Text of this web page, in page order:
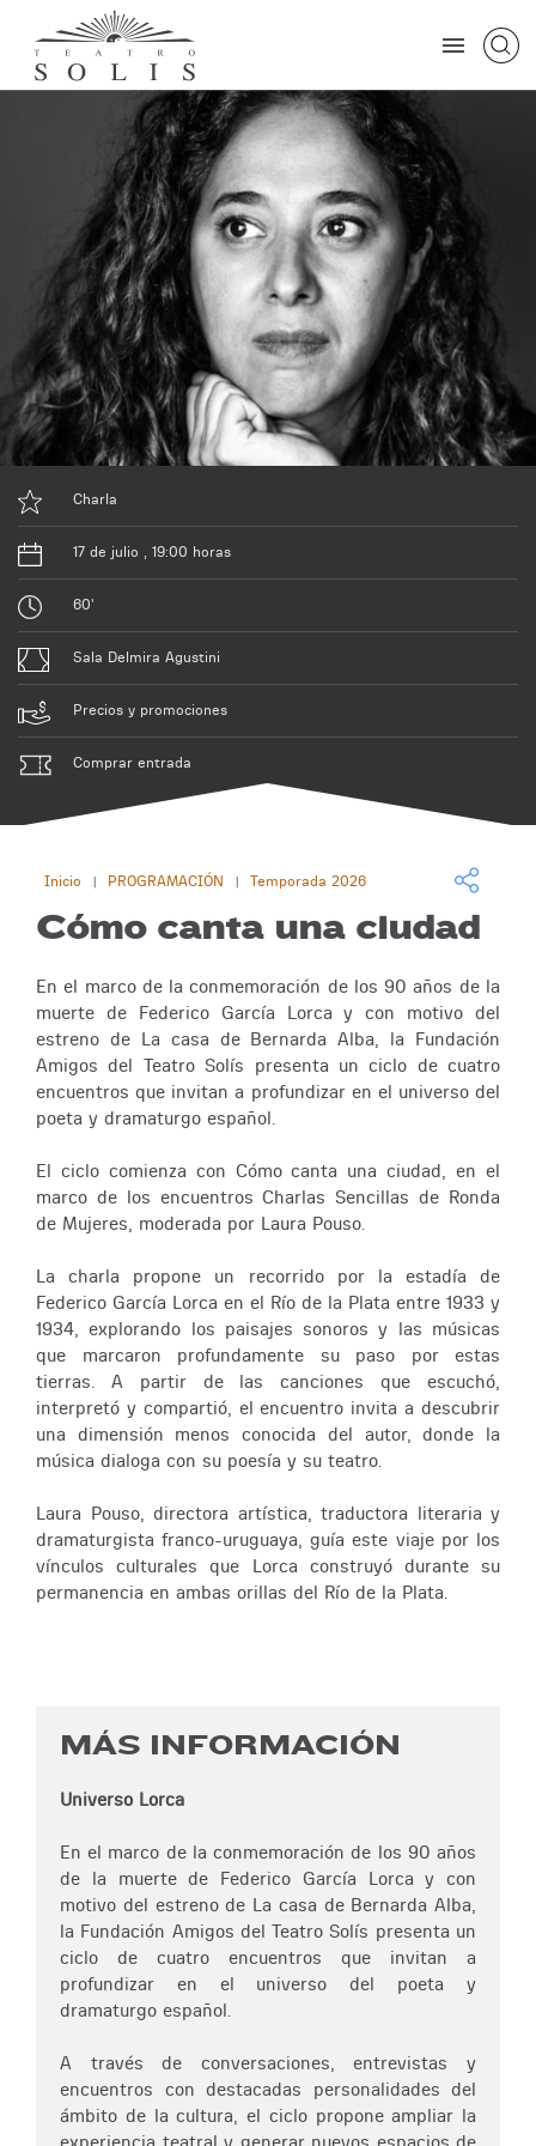
Charla
17 de julio , 19:00 horas
60'
Sala Delmira Agustini
Precios y promociones
Comprar entrada
Inicio PROGRAMACIÓN Temporada 2026
Cómo canta una ciudad
En el marco de la conmemoración de los 90 años de la
muerte de Federico García Lorca y con motivo del
estreno de La casa de Bernarda Alba, la Fundación
Amigos del Teatro Solís presenta un ciclo de cuatro
encuentros que invitan a profundizar en el universo del
poeta y dramaturgo español.
El ciclo comienza con Cómo canta una ciudad, en el
marco de los encuentros Charlas Sencillas de Ronda
de Mujeres, moderada por Laura Pouso.
La charla propone un recorrido por la estadía de
Federico García Lorca en el Río de la Plata entre 1933 y
1934, explorando los paisajes sonoros y las músicas
que marcaron profundamente su paso por estas
tierras. A partir de las canciones que escuchó,
interpretó y compartió, el encuentro invita a descubrir
una dimensión menos conocida del autor, donde la
música dialoga con su poesía y su teatro.
Laura Pouso, directora artística, traductora literaria y
dramaturgista franco-uruguaya, guía este viaje por los
vínculos culturales que Lorca construyó durante su
permanencia en ambas orillas del Río de la Plata.
MÁS INFORMACIÓN
Universo Lorca
En el marco de la conmemoración de los 90 años
de la muerte de Federico García Lorca y con
motivo del estreno de La casa de Bernarda Alba,
la Fundación Amigos del Teatro Solís presenta un
ciclo de cuatro encuentros que invitan a
profundizar en el universo del poeta y
dramaturgo español.
A través de conversaciones, entrevistas y
encuentros con destacadas personalidades del
ámbito de la cultura, el ciclo propone ampliar la